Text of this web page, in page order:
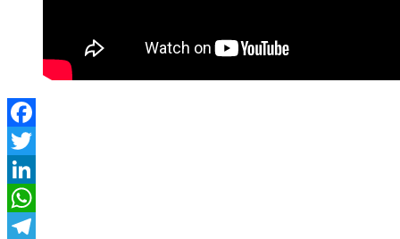
Facebook
Twitter
LinkedIn
WhatsApp